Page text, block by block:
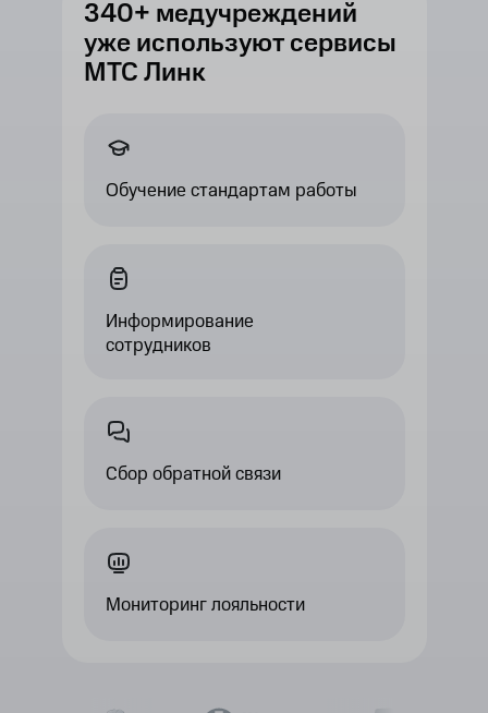
Обучение стандартам работы
Информирование
сотрудников
Сбор обратной связи
Мониторинг лояльности
340+ медучреждений
уже используют сервисы
МТС Линк